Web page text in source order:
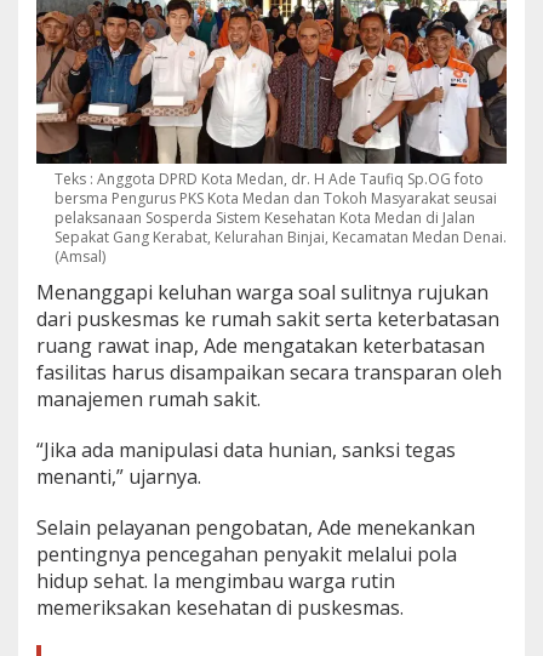
Teks : Anggota DPRD Kota Medan, dr. H Ade Taufiq Sp.OG foto
bersma Pengurus PKS Kota Medan dan Tokoh Masyarakat seusai
pelaksanaan Sosperda Sistem Kesehatan Kota Medan di Jalan
Sepakat Gang Kerabat, Kelurahan Binjai, Kecamatan Medan Denai.
(Amsal)
Menanggapi keluhan warga soal sulitnya rujukan
dari puskesmas ke rumah sakit serta keterbatasan
ruang rawat inap, Ade mengatakan keterbatasan
fasilitas harus disampaikan secara transparan oleh
manajemen rumah sakit.
“Jika ada manipulasi data hunian, sanksi tegas
menanti,” ujarnya.
Selain pelayanan pengobatan, Ade menekankan
pentingnya pencegahan penyakit melalui pola
hidup sehat. Ia mengimbau warga rutin
memeriksakan kesehatan di puskesmas.